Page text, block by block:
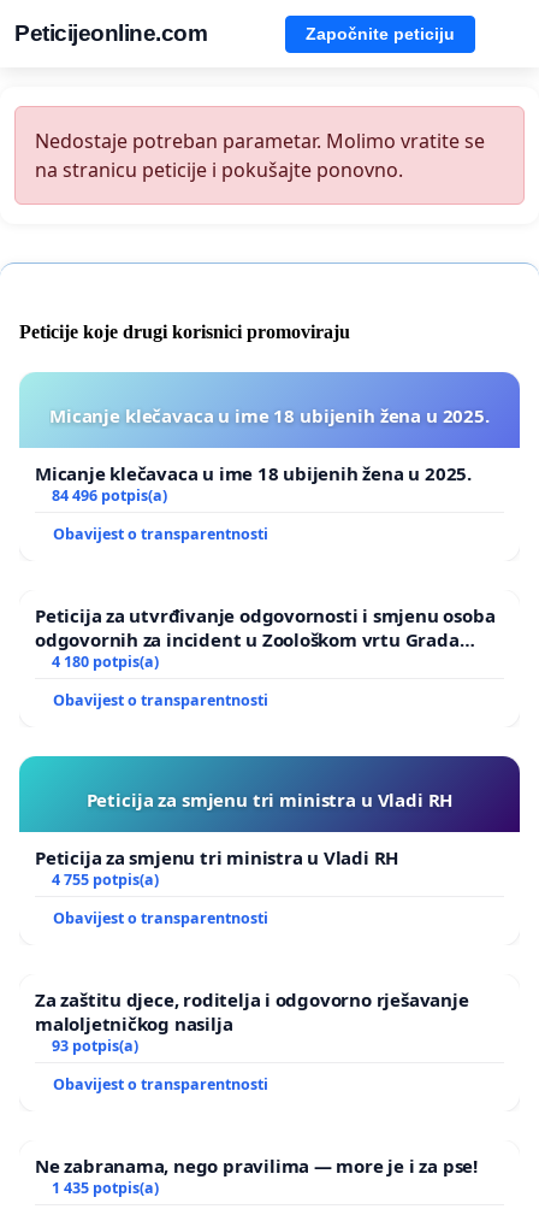
Peticijeonline.com Započnite peticiju
Nedostaje potreban parametar. Molimo vratite se
na stranicu peticije i pokušajte ponovno.
Peticije koje drugi korisnici promoviraju
Micanje klečavaca u ime 18 ubijenih žena u 2025.
Micanje klečavaca u ime 18 ubijenih žena u 2025.
84 496 potpis(a)
Obavijest o transparentnosti
Peticija za utvrđivanje odgovornosti i smjenu osoba
odgovornih za incident u Zoološkom vrtu Grada
Zagreba
4 180 potpis(a)
Obavijest o transparentnosti
Peticija za smjenu tri ministra u Vladi RH
Peticija za smjenu tri ministra u Vladi RH
4 755 potpis(a)
Obavijest o transparentnosti
Za zaštitu djece, roditelja i odgovorno rješavanje
maloljetničkog nasilja
93 potpis(a)
Obavijest o transparentnosti
Ne zabranama, nego pravilima — more je i za pse!
1 435 potpis(a)